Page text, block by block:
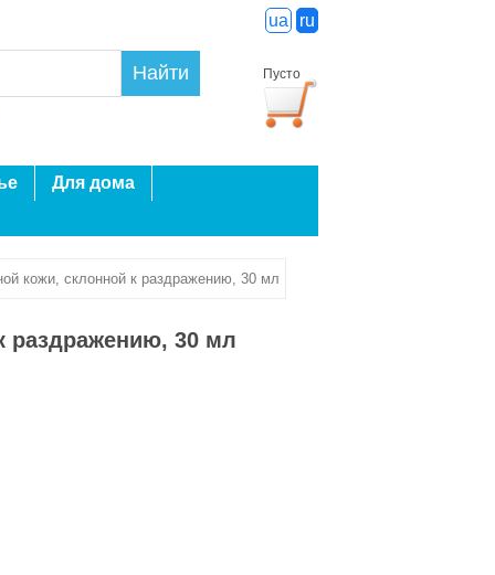
ua ru
Пусто
Найти
Для дома
кожи, склонной к раздражению, 30 мл
раздражению, 30 мл